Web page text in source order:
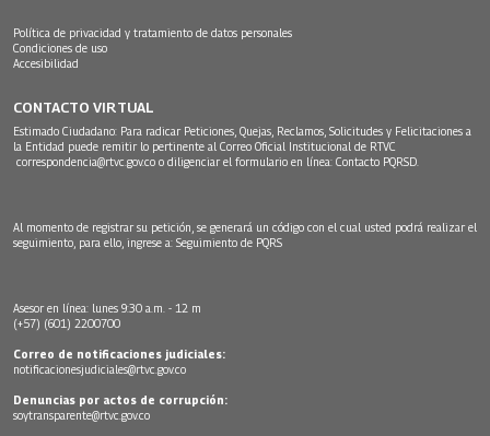
Política de privacidad y tratamiento de datos personales
Condiciones de uso
Accesibilidad
CONTACTO VIRTUAL
Estimado Ciudadano: Para radicar Peticiones, Quejas, Reclamos, Solicitudes y Felicitaciones a
la Entidad puede remitir lo pertinente al Correo Oficial Institucional de RTVC
correspondencia@rtvc.gov.co o diligenciar el formulario en línea: Contacto PQRSD.
Al momento de registrar su petición, se generará un código con el cual usted podrá realizar el
seguimiento, para ello, ingrese a: Seguimiento de PQRS
Asesor en línea: lunes 9:30 a.m. - 12 m
(+57) (601) 2200700
Correo de notificaciones judiciales:
notificacionesjudiciales@rtvc.gov.co
Denuncias por actos de corrupción:
soytransparente@rtvc.gov.co